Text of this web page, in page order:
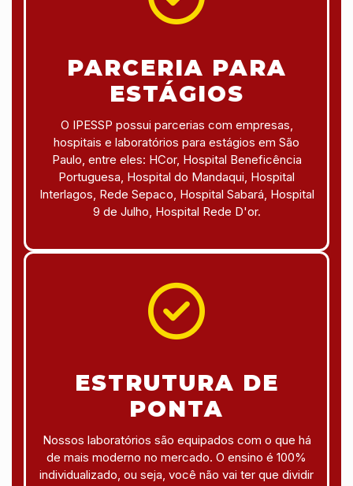
PARCERIA PARA
ESTÁGIOS
O IPESSP possui parcerias com empresas,
hospitais e laboratórios para estágios em São
Paulo, entre eles: HCor, Hospital Beneficência
Portuguesa, Hospital do Mandaqui, Hospital
Interlagos, Rede Sepaco, Hospital Sabará, Hospital
9 de Julho, Hospital Rede D'or.
ESTRUTURA DE
PONTA
Nossos laboratórios são equipados com o que há
de mais moderno no mercado. O ensino é 100%
individualizado, ou seja, você não vai ter que dividir